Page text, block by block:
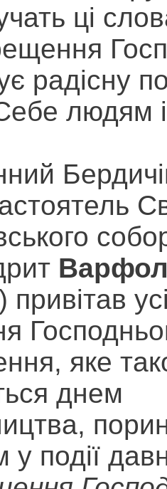
ці
радісну
людям
привітав
яке
днем
у події